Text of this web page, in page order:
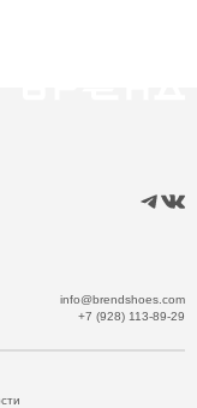
info@brendshoes.com
+7 (928) 113-89-29